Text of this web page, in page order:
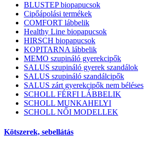
BLUSTEP biopapucsok
Cipőápolási termékek
COMFORT lábbelik
Healthy Line biopapucsok
HIRSCH biopapucsok
KOPITARNA lábbelik
MEMO szupináló gyerekcipők
SALUS szupináló gyerek szandálok
SALUS szupináló szandálcipők
SALUS zárt gyerekcipők nem béléses
SCHOLL FÉRFI LÁBBELIK
SCHOLL MUNKAHELYI
SCHOLL NŐI MODELLEK
Kötszerek, sebellátás